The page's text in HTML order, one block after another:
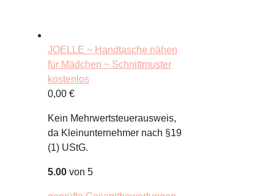
JOELLE ~ Handtasche nähen
für Mädchen ~ Schnittmuster
kostenlos
0,00 €
Kein Mehrwertsteuerausweis,
da Kleinunternehmer nach §19
(1) UStG.
5.00 von 5